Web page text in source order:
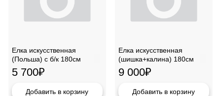
Елка искусственная
(Польша) с б/к 180см
5 700₽
Добавить в корзину
Елка искусственная
(шишка+калина) 180см
(кор.)
9 000₽
Добавить в корзину